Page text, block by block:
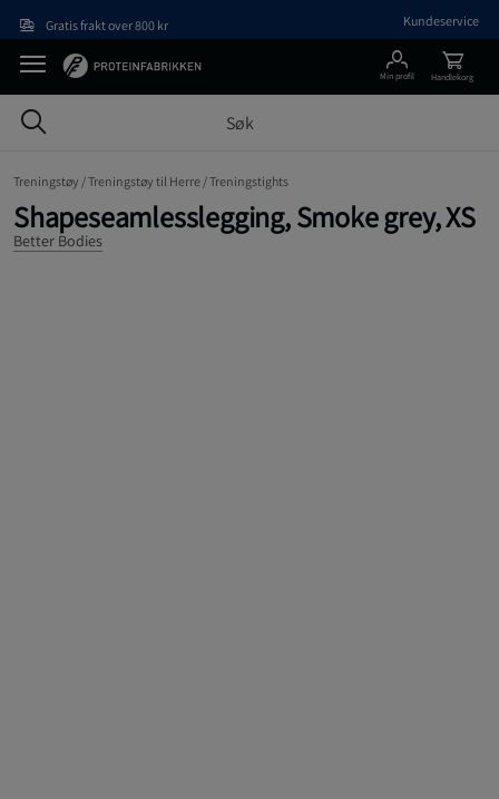
Gratis frakt over 800 kr Kundeservice
Min profil Handlekorg
Treningstøy /Treningstøy til Herre /Treningstights
Shapeseamlesslegging, Smoke grey, XS
Better Bodies